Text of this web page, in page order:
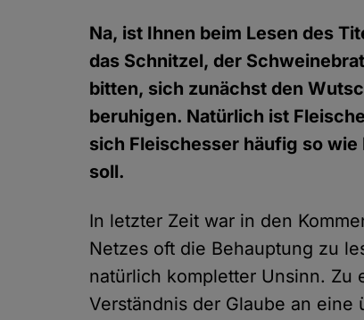
Na, ist Ihnen beim Lesen des
das Schnitzel, der
bitten, sich zunächst den
beruhigen. Natürlich ist
sich Fleischesser häufig so wie
soll.
In letzter Zeit war in den
Netzes oft die Behauptung zu
natürlich kompletter Unsinn. Zu
Verständnis der Glaube an